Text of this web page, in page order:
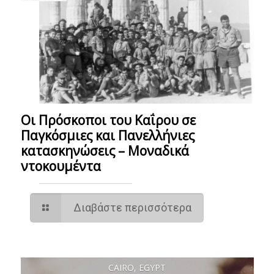
Οι Πρόσκοποι του Καΐρου σε
Παγκόσμιες και Πανελλήνιες
κατασκηνώσεις – Mοναδικά
ντοκουμέντα
Διαβάστε περισσότερα
CAIRO, EGYPT